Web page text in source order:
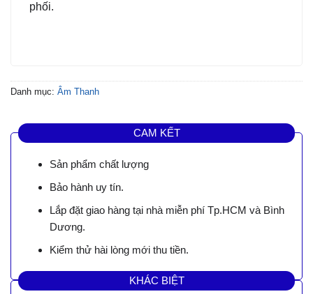
phối.
Danh mục: Âm Thanh
CAM KẾT
Sản phẩm chất lượng
Bảo hành uy tín.
Lắp đặt giao hàng tại nhà miễn phí Tp.HCM và Bình
Dương.
Kiểm thử hài lòng mới thu tiền.
KHÁC BIỆT